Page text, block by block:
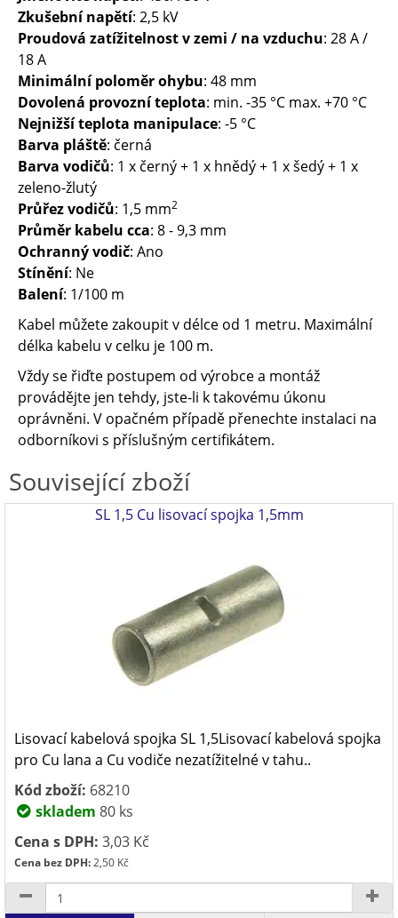
Zkušební napětí: 2,5 kV
Proudová zatížitelnost v zemi / na vzduchu: 28 A /
18 A
Minimální poloměr ohybu: 48 mm
Dovolená provozní teplota: min. -35 °C max. +70 °C
Nejnižší teplota manipulace: -5 °C
Barva pláště: černá
Barva vodičů: 1 x černý + 1 x hnědý + 1 x šedý + 1 x
zeleno-žlutý
Průřez vodičů: 1,5 mm2
Průměr kabelu cca: 8 - 9,3 mm
Ochranný vodič: Ano
Stínění: Ne
Balení: 1/100 m
Kabel můžete zakoupit v délce od 1 metru. Maximální
délka kabelu v celku je 100 m.
Vždy se řiďte postupem od výrobce a montáž
provádějte jen tehdy, jste-li k takovému úkonu
oprávněni. V opačném případě přenechte instalaci na
odborníkovi s příslušným certifikátem.
Související zboží
SL 1,5 Cu lisovací spojka 1,5mm
Lisovací kabelová spojka SL 1,5Lisovací kabelová spojka
pro Cu lana a Cu vodiče nezatížitelné v tahu..
Kód zboží: 68210
skladem 80 ks
Cena s DPH: 3,03 Kč
Cena bez DPH:2,50 Kč